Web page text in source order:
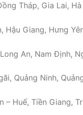
Tháp, Gia Lai,
Hậu Giang, Hưng
An, Nam Định,
Quảng Ninh,
– Huế, Tiền Giang,